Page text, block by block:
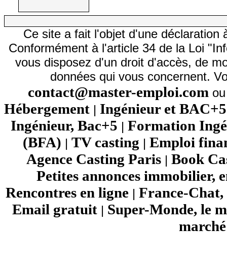
Ce site a fait l'objet d'une déclaration
Conformément à l'article 34 de la Loi
vous disposez d'un droit d'accès, de
données qui vous concernent.
contact@master-emploi.com
Hébergement | Ingénieur et
Ingénieur, Bac+5 | Formation
(BFA) | TV casting | Emploi
Agence Casting Paris | Book
Petites annonces immobilier,
Rencontres en ligne | France-Chat,
Email gratuit| Super-Monde, le